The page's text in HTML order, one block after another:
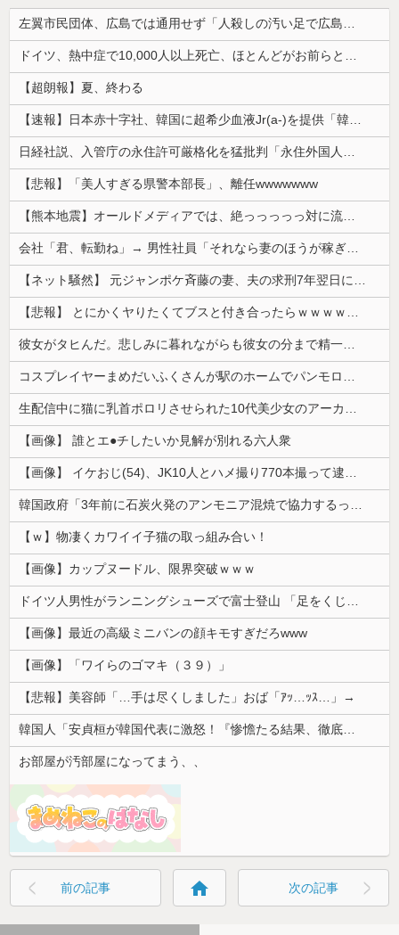
【超朗報】夏、終わる
【悲報】「美人すぎる県警本部長」、離任wwwwwww
【画像】 誰とエ●チしたいか見解が別れる六人衆
【ｗ】物凄くカワイイ子猫の取っ組み合い！
【画像】カップヌードル、限界突破ｗｗｗ
【画像】最近の高級ミニバンの顔キモすぎだろwww
【画像】「ワイらのゴマキ（３９）」
【悲報】美容師「…手は尽くしました」おば「ｱｯ…ｯｽ…」→
お部屋が汚部屋になってまう、、
前の記事 home 次の記事